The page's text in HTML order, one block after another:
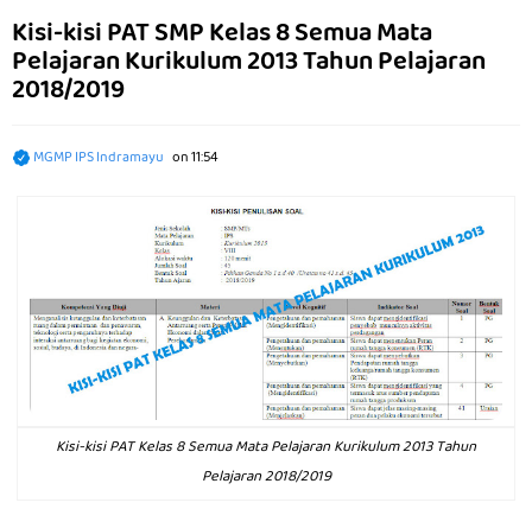
Kisi-kisi PAT SMP Kelas 8 Semua Mata
Pelajaran Kurikulum 2013 Tahun Pelajaran
2018/2019
MGMP IPS Indramayu on11:54
Kisi-kisi PAT Kelas 8 Semua Mata Pelajaran Kurikulum 2013 Tahun
Pelajaran 2018/2019